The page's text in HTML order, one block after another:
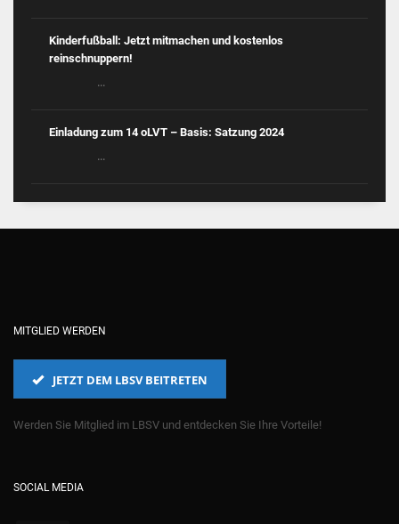
Kinderfußball: Jetzt mitmachen und kostenlos
reinschnuppern!
...
Einladung zum 14 oLVT – Basis: Satzung 2024
...
MITGLIED WERDEN
JETZT DEM LBSV BEITRETEN
Werden Sie Mitglied im LBSV und entdecken Sie Ihre Vorteile!
SOCIAL MEDIA